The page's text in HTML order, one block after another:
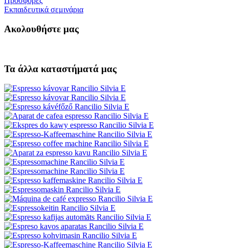
Εκπαιδευτικά σεμινάρια
Ακολουθήστε μας
Τα άλλα καταστήματά μας